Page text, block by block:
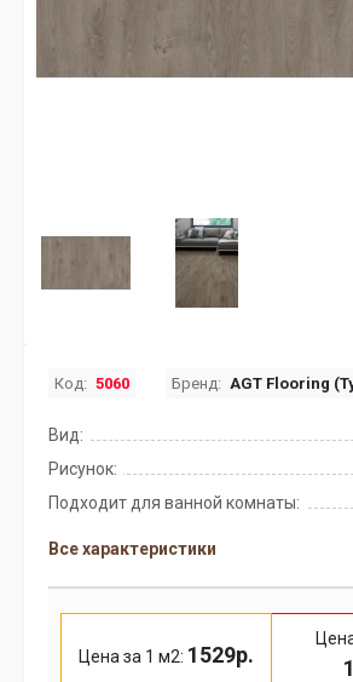
Код: 5060 Бренд: AGT Flooring
Вид:
Рисунок:
Подходит для ванной комнаты:
Все характеристики
Цена за 1 м2: 1529р.